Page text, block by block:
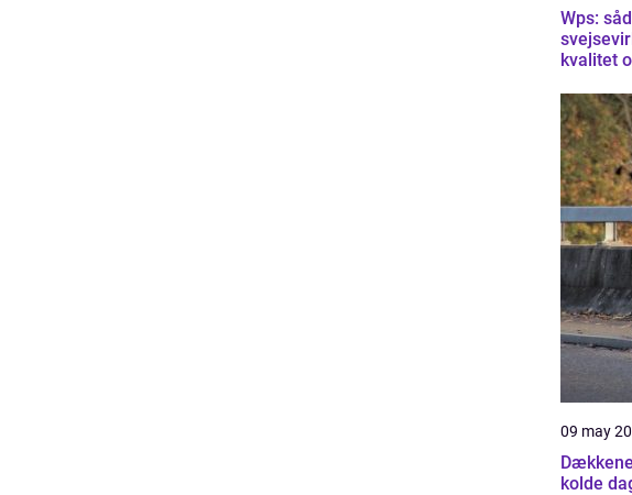
Wps:
kvalitet
09 may
kolde